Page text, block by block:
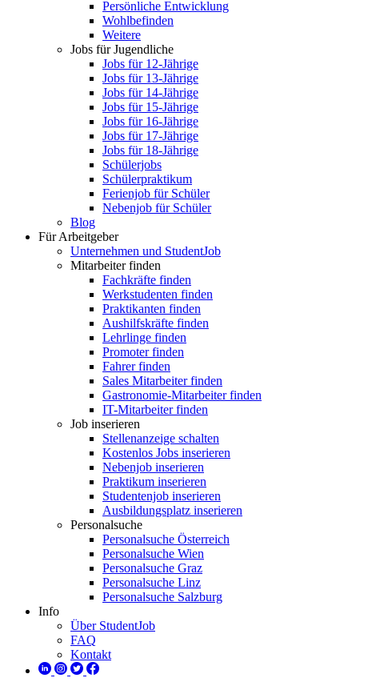
Persönliche Entwicklung
Wohlbefinden
Weitere
Jobs für Jugendliche
Jobs für 12-Jährige
Jobs für 13-Jährige
Jobs für 14-Jährige
Jobs für 15-Jährige
Jobs für 16-Jährige
Jobs für 17-Jährige
Jobs für 18-Jährige
Schülerjobs
Schülerpraktikum
Ferienjob für Schüler
Nebenjob für Schüler
Blog
Für Arbeitgeber
Unternehmen und StudentJob
Mitarbeiter finden
Fachkräfte finden
Werkstudenten finden
Praktikanten finden
Aushilfskräfte finden
Lehrlinge finden
Promoter finden
Fahrer finden
Sales Mitarbeiter finden
Gastronomie-Mitarbeiter finden
IT-Mitarbeiter finden
Job inserieren
Stellenanzeige schalten
Kostenlos Jobs inserieren
Nebenjob inserieren
Praktikum inserieren
Studentenjob inserieren
Ausbildungsplatz inserieren
Personalsuche
Personalsuche Österreich
Personalsuche Wien
Personalsuche Graz
Personalsuche Linz
Personalsuche Salzburg
Info
Über StudentJob
FAQ
Kontakt